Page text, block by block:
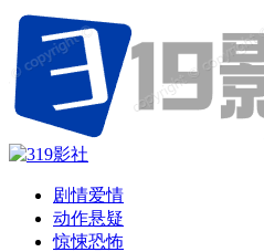
剧情爱情
动作悬疑
惊悚恐怖